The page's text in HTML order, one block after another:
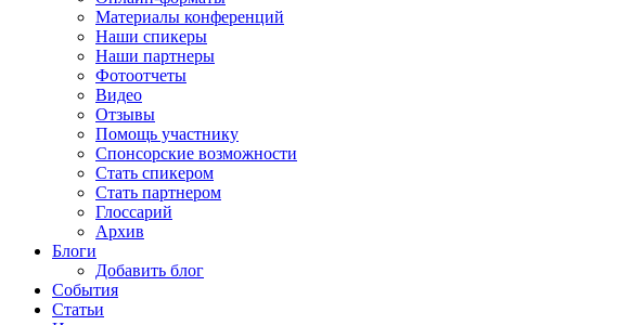
Материалы конференций
Наши спикеры
Наши партнеры
Фотоотчеты
Видео
Отзывы
Помощь участнику
Спонсорские возможности
Стать спикером
Стать партнером
Глоссарий
Архив
Блоги
Добавить блог
События
Статьи